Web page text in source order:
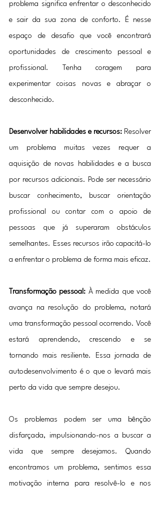
problema significa enfrentar o desconhecido
e sair da sua zona de conforto. É nesse
espaço de desafio que você encontrará
oportunidades de crescimento pessoal e
profissional. Tenha coragem para
experimentar coisas novas e abraçar o
desconhecido.
Desenvolver habilidades e recursos: Resolver
um problema muitas vezes requer a
aquisição de novas habilidades e a busca
por recursos adicionais. Pode ser necessário
buscar conhecimento, buscar orientação
profissional ou contar com o apoio de
pessoas que já superaram obstáculos
semelhantes. Esses recursos irão capacitá-lo
a enfrentar o problema de forma mais eficaz.
Transformação pessoal: À medida que você
avança na resolução do problema, notará
uma transformação pessoal ocorrendo. Você
estará aprendendo, crescendo e se
tornando mais resiliente. Essa jornada de
autodesenvolvimento é o que o levará mais
perto da vida que sempre desejou.
Os problemas podem ser uma bênção
disfarçada, impulsionando-nos a buscar a
vida que sempre desejamos. Quando
encontramos um problema, sentimos essa
motivação interna para resolvê-lo e nos